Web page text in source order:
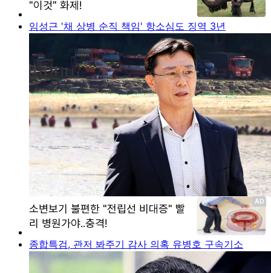
임성근 '채 상병 순직 책임' 항소심도 징역 3년
종합특검, 관저 봐주기 감사 의혹 유병호 구속기소